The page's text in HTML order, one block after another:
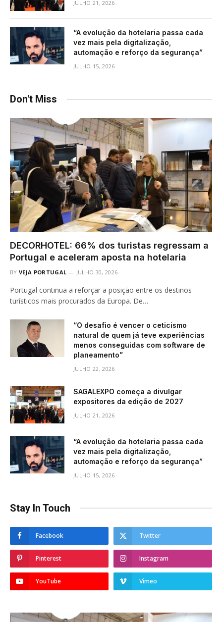
JULHO 21, 2026
“A evolução da hotelaria passa cada
vez mais pela digitalização,
automação e reforço da segurança”
JULHO 15, 2026
Don't Miss
DECORHOTEL: 66% dos turistas regressam a
Portugal e aceleram aposta na hotelaria
BY VEJA PORTUGAL JULHO 30, 2026
Portugal continua a reforçar a posição entre os destinos
turísticos mais procurados da Europa. De…
“O desafio é vencer o ceticismo
natural de quem já teve experiências
menos conseguidas com software de
planeamento”
JULHO 22, 2026
SAGALEXPO começa a divulgar
expositores da edição de 2027
JULHO 21, 2026
“A evolução da hotelaria passa cada
vez mais pela digitalização,
automação e reforço da segurança”
JULHO 15, 2026
Stay In Touch
Facebook Twitter
Pinterest Instagram
YouTube Vimeo